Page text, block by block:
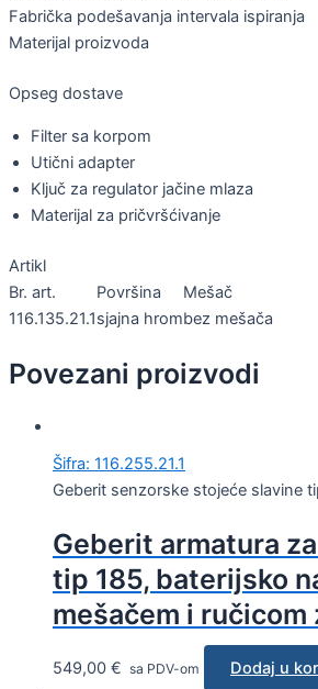
Fabrička podešavanja intervala ispiranja
Materijal proizvoda
Opseg dostave
Filter sa korpom
Utični adapter
Ključ za regulator jačine mlaza
Materijal za pričvršćivanje
Artikl
Br. art.
Površina
Mešač
116.135.21.1sjajna hrombez mešača
Povezani proizvodi
Šifra: 116.255.21.1
Geberit senzorske stojeće slavine
Geberit armatura
tip 185, baterijsko
mešačem i ručicom
549,00 € sa PDV-om Dodaj u